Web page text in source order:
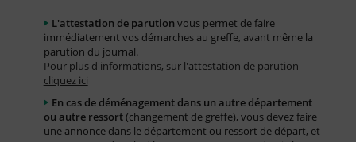
L'attestation de parution vous permet de faire
immédiatement vos démarches au greffe, avant même la
parution du journal.
Pour plus d'informations, sur l'attestation de parution
cliquez ici
En cas de déménagement dans un autre département
ou autre ressort(changement de greffe), vous devez faire
une annonce dans le département ou ressort de départ, et